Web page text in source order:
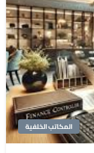
المكاتب الخلفية